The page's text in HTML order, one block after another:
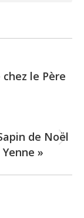
chez le Père
de Noël
»